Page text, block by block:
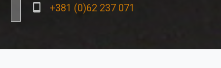
+381 (0)62 237 071